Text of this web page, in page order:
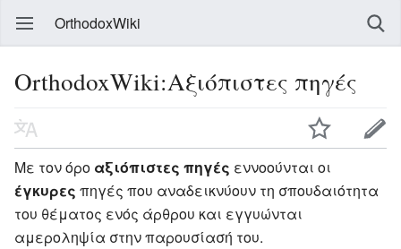
OrthodoxWiki
OrthodoxWiki:Αξιόπιστες πηγές
Με τον όρο αξιόπιστες πηγές εννοούνται οι
έγκυρες πηγές που αναδεικνύουν τη σπουδαιότητα
του θέματος ενός άρθρου και εγγυώνται
αμεροληψία στην παρουσίασή του.